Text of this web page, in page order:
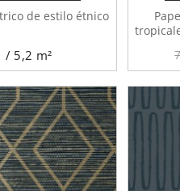
/ 5,2 m²
de estilo étnico